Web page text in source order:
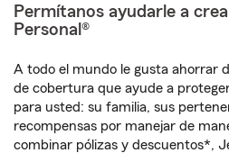
Permítanos ayudarle a
Personal®
A todo el mundo le gusta ahorrar
de cobertura que ayude a
para usted: su familia, sus
recompensas por manejar de
combinar pólizas y descuentos*,